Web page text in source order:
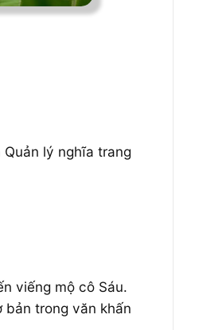
lý nghĩa trang
viếng mộ cô Sáu.
bản trong văn khấn